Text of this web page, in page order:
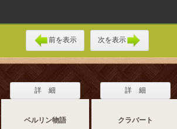
前を表示 次を表示
詳 細
ベルリン物語
詳 細
クラバート